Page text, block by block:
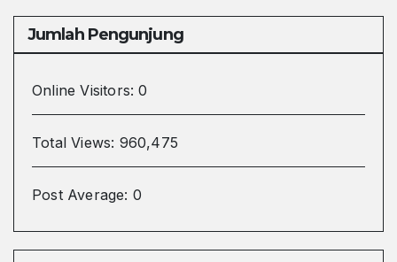
Jumlah Pengunjung
Online Visitors:0
Total Views: 960,475
Post Average: 0